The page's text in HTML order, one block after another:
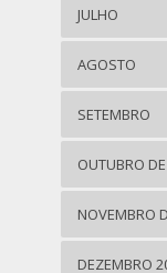
JULHO
AGOSTO
SETEMBRO
OUTUBRO
NOVEMBRO
DEZEMBRO